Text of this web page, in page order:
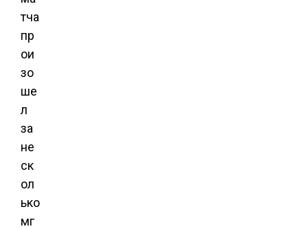
тча
пр
ои
зо
ше
л
за
не
ск
ол
ько
мг